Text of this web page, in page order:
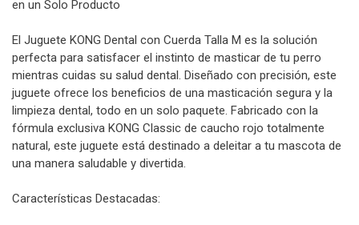
en un Solo Producto
El Juguete KONG Dental con Cuerda Talla M es la solución
perfecta para satisfacer el instinto de masticar de tu perro
mientras cuidas su salud dental. Diseñado con precisión, este
juguete ofrece los beneficios de una masticación segura y la
limpieza dental, todo en un solo paquete. Fabricado con la
fórmula exclusiva KONG Classic de caucho rojo totalmente
natural, este juguete está destinado a deleitar a tu mascota de
una manera saludable y divertida.
Características Destacadas: